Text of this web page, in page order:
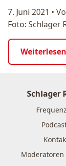
7. Juni 2021 •
Foto: Schlager
Weiterlesen
Schlager
Moderatoren